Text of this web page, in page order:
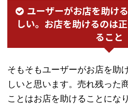
ユーザーがお店を助け
しい。お店を助けるのは
ること
そもそもユーザーがお店を助
しいと思います。売れ残った
ことはお店を助けることにな